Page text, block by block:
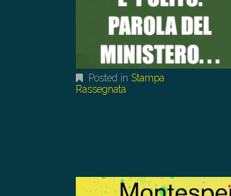
Posted in Stampa
Rassegnata